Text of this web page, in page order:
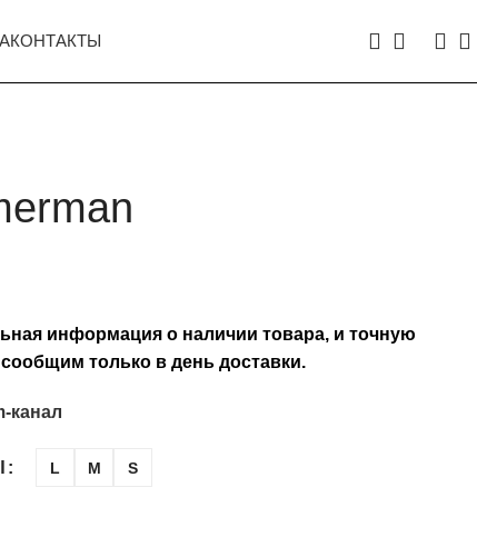
КОНТАКТЫ
информация о наличии товара, и точную
только в день доставки.
канал
L M S